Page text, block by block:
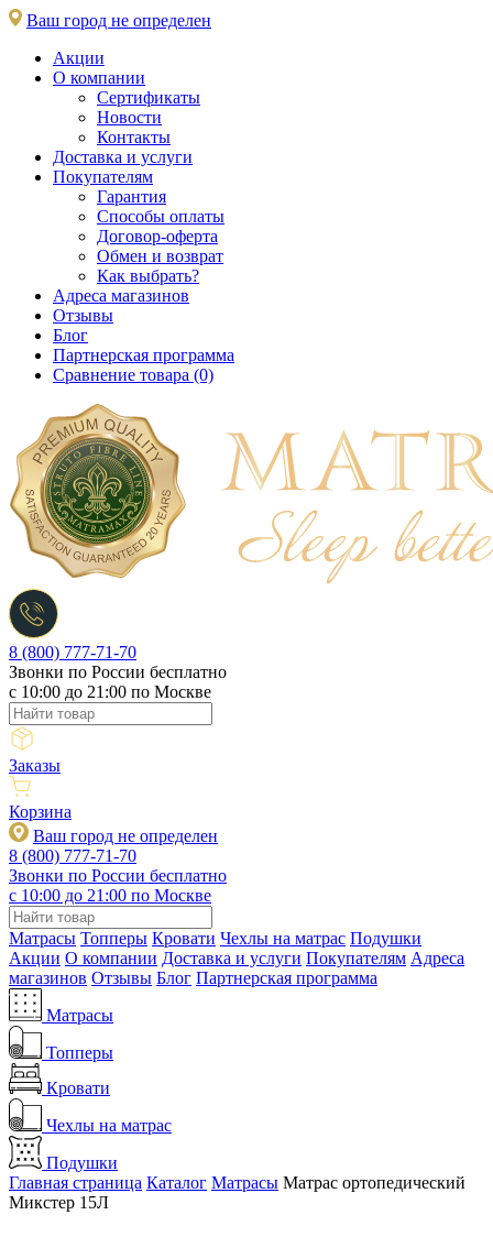
Ваш город не определен
Акции
О компании
Сертификаты
Новости
Контакты
Доставка и услуги
Покупателям
Гарантия
Способы оплаты
Договор-оферта
Обмен и возврат
Как выбрать?
Адреса магазинов
Отзывы
Блог
Партнерская программа
Сравнение товара (0)
8 (800) 777-71-70
Звонки по России бесплатно
c 10:00 до 21:00 по Москве
Заказы
Корзина
Ваш город не определен
8 (800) 777-71-70
Звонки по России бесплатно
c 10:00 до 21:00 по Москве
Матрасы Топперы Кровати Чехлы на матрас Подушки
Акции О компании Доставка и услуги Покупателям Адреса
магазинов Отзывы Блог Партнерская программа
Матрасы
Топперы
Кровати
Чехлы на матрас
Подушки
Главная страница Каталог Матрасы Матрас ортопедический
Микстер 15Л